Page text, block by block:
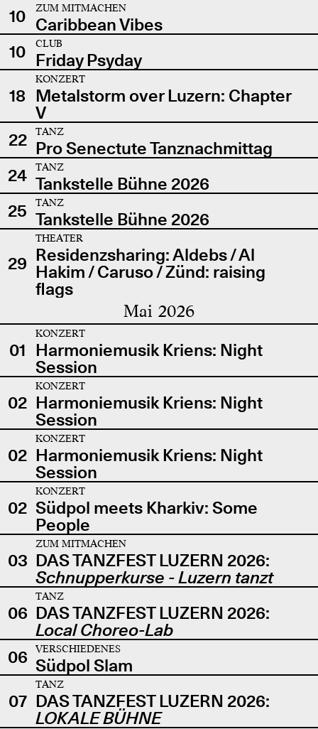
10
ZUM MITMACHEN
Caribbean Vibes
10
CLUB
Friday Psyday
18
KONZERT
Metalstorm over Luzern: Chapter
V
22
TANZ
Pro Senectute Tanznachmittag
24
TANZ
Tankstelle Bühne 2026
25
TANZ
Tankstelle Bühne 2026
29
THEATER
Residenzsharing: Aldebs / Al
Hakim / Caruso / Zünd: raising
flags
Mai 2026
01
KONZERT
Harmoniemusik Kriens: Night
Session
02
KONZERT
Harmoniemusik Kriens: Night
Session
02
KONZERT
Harmoniemusik Kriens: Night
Session
02
KONZERT
Südpol meets Kharkiv: Some
People
03
ZUM MITMACHEN
DAS TANZFEST LUZERN 2026:
Schnupperkurse - Luzern tanzt
06
TANZ
DAS TANZFEST LUZERN 2026:
Local Choreo-Lab
06
VERSCHIEDENES
Südpol Slam
07
TANZ
DAS TANZFEST LUZERN 2026:
LOKALE BÜHNE